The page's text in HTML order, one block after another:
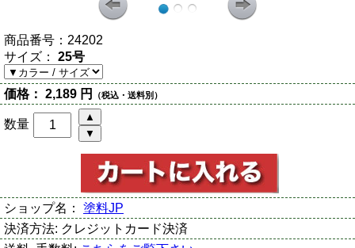
商品番号： 24202
サイズ： 25号
価格： 2,189 円 （税込・送料別）
数量
ショップ名： 塗料JP
決済方法: クレジットカード決済